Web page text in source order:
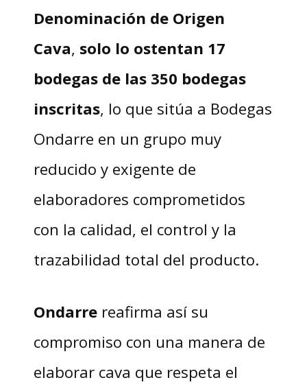
Denominación de Origen
Cava, solo lo ostentan 17
bodegas de las 350 bodegas
inscritas, lo que sitúa a Bodegas
Ondarre en un grupo muy
reducido y exigente de
elaboradores comprometidos
con la calidad, el control y la
trazabilidad total del producto.
Ondarrereafirma así su
compromiso con una manera de
elaborar cava que respeta el